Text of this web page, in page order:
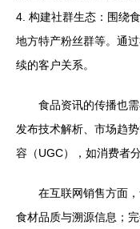
4. 构建社群生态：围绕
地方特产粉丝群等。通
续的客户关系。
食品资讯的传播也
发布技术解析、市场趋
容（UGC），如消费者
在互联网销售方面
食材品质与溯源信息；